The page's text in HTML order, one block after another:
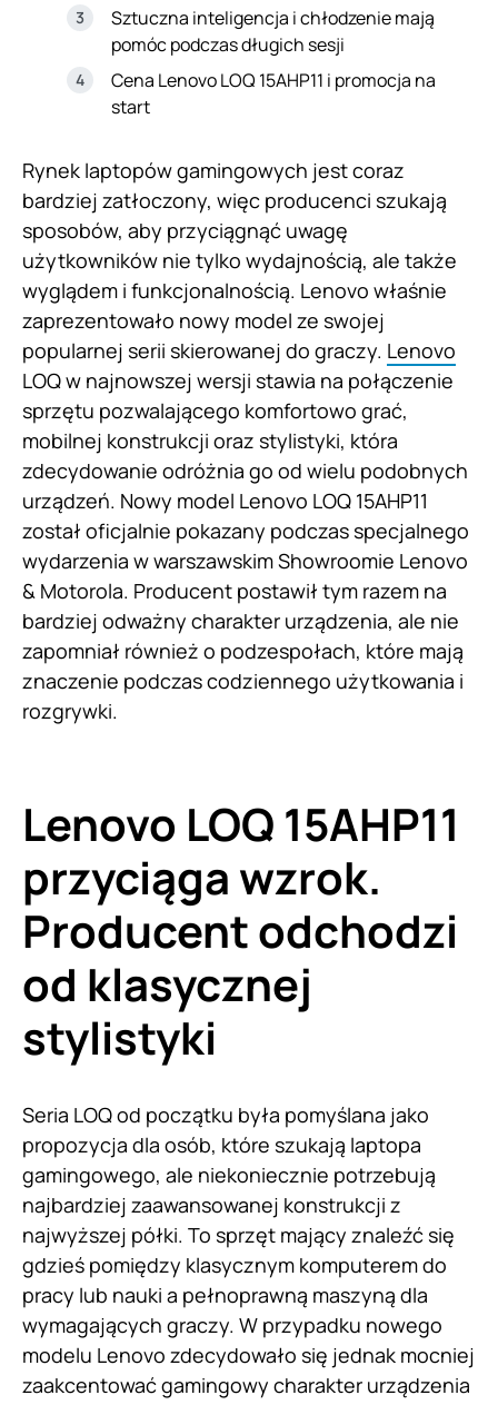
Sztuczna inteligencja i chłodzenie mają
pomóc podczas długich sesji
Cena Lenovo LOQ 15AHP11 i promocja na
start
Rynek laptopów gamingowych jest coraz
bardziej zatłoczony, więc producenci szukają
sposobów, aby przyciągnąć uwagę
użytkowników nie tylko wydajnością, ale także
wyglądem i funkcjonalnością. Lenovo właśnie
zaprezentowało nowy model ze swojej
popularnej serii skierowanej do graczy. Lenovo
LOQ w najnowszej wersji stawia na połączenie
sprzętu pozwalającego komfortowo grać,
mobilnej konstrukcji oraz stylistyki, która
zdecydowanie odróżnia go od wielu podobnych
urządzeń. Nowy model Lenovo LOQ 15AHP11
został oficjalnie pokazany podczas specjalnego
wydarzenia w warszawskim Showroomie Lenovo
& Motorola. Producent postawił tym razem na
bardziej odważny charakter urządzenia, ale nie
zapomniał również o podzespołach, które mają
znaczenie podczas codziennego użytkowania i
rozgrywki.
Lenovo LOQ 15AHP11
przyciąga wzrok.
Producent odchodzi
od klasycznej
stylistyki
Seria LOQ od początku była pomyślana jako
propozycja dla osób, które szukają laptopa
gamingowego, ale niekoniecznie potrzebują
najbardziej zaawansowanej konstrukcji z
najwyższej półki. To sprzęt mający znaleźć się
gdzieś pomiędzy klasycznym komputerem do
pracy lub nauki a pełnoprawną maszyną dla
wymagających graczy. W przypadku nowego
modelu Lenovo zdecydowało się jednak mocniej
zaakcentować gamingowy charakter urządzenia